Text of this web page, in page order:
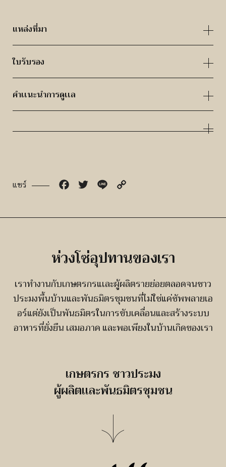
แหล่งที่มา
ใบรับรอง
คำเเนะนำการดูเเล
แชร์ FacebookTwitter Line
ห่วงโซ่อุปทานของเรา
เราทำงานกับเกษตรกรแเละผู้ผลิตรายย่อยตลอดจนชาว
ประมงพื้นบ้านและพันธมิตรชุมชนที่ไม่ใช่แค่ซัพพลายเอ
อร์แต่ยังเป็นพันธมิตรในการขับเคลื่อนและสร้างระบบ
อาหารที่ยั่งยืน เสมอภาค และพอเพียงในบ้านเกิดของเรา
เกษตรกร ชาวประมง
ผู้ผลิตเเละพันธมิตรชุมชน